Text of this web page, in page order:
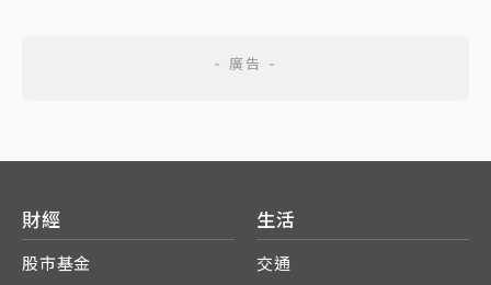
財經
股市基金
生活
交通